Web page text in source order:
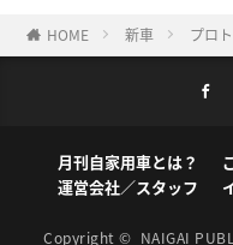
HOME 新車 プロ
月刊自家用車とは？
運営会社／スタッフ
Copyright © NAIGAI